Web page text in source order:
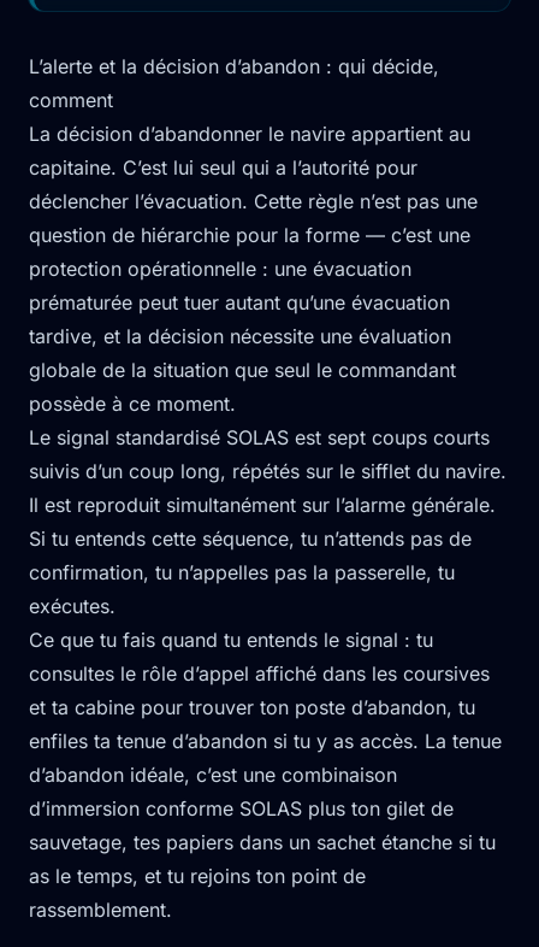
L’alerte et la décision d’abandon : qui décide,
comment
La décision d’abandonner le navire appartient au
capitaine. C’est lui seul qui a l’autorité pour
déclencher l’évacuation. Cette règle n’est pas une
question de hiérarchie pour la forme — c’est une
protection opérationnelle : une évacuation
prématurée peut tuer autant qu’une évacuation
tardive, et la décision nécessite une évaluation
globale de la situation que seul le commandant
possède à ce moment.
Le signal standardisé SOLAS est sept coups courts
suivis d’un coup long, répétés sur le sifflet du navire.
Il est reproduit simultanément sur l’alarme générale.
Si tu entends cette séquence, tu n’attends pas de
confirmation, tu n’appelles pas la passerelle, tu
exécutes.
Ce que tu fais quand tu entends le signal : tu
consultes le rôle d’appel affiché dans les coursives
et ta cabine pour trouver ton poste d’abandon, tu
enfiles ta tenue d’abandon si tu y as accès. La tenue
d’abandon idéale, c’est une combinaison
d’immersion conforme SOLAS plus ton gilet de
sauvetage, tes papiers dans un sachet étanche si tu
as le temps, et tu rejoins ton point de
rassemblement.